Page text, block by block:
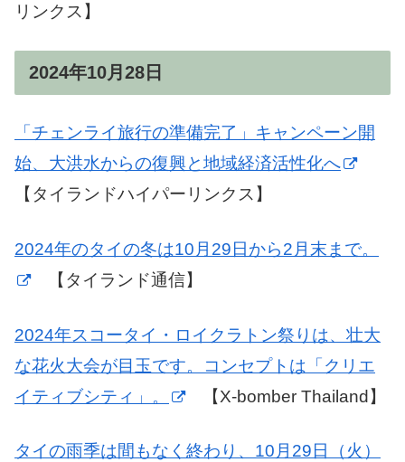
リンクス】
2024年10月28日
「チェンライ旅行の準備完了」キャンペーン開
始、大洪水からの復興と地域経済活性化へ
【タイランドハイパーリンクス】
2024年のタイの冬は10月29日から2月末まで。
【タイランド通信】
2024年スコータイ・ロイクラトン祭りは、壮大
な花火大会が目玉です。コンセプトは「クリエ
イティブシティ」。
【X-bomber Thailand】
タイの雨季は間もなく終わり、10月29日（火）